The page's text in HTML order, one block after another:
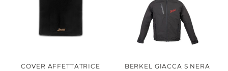
COVER AFFETTATRICE
BERKEL GIACCA S NERA